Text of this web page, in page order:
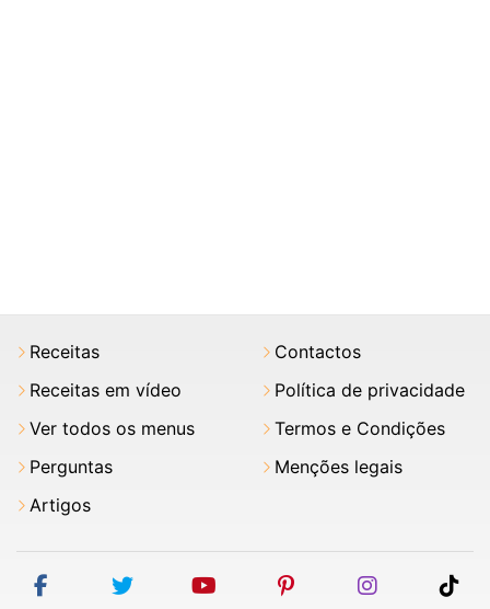
Receitas
Receitas em vídeo
Ver todos os menus
Perguntas
Artigos
Contactos
Política de privacidade
Termos e Condições
Menções legais
facebooktwitter youtubepinterestinstagram